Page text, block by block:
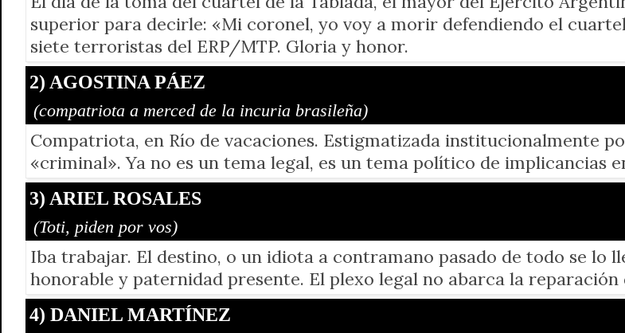
superior para decirle: «Mi coronel, yo voy a morir defendiendo el
siete terroristas del ERP/MTP. Gloria y honor.
2) AGOSTINA PÁEZ
(compatriota a merced de la incuria brasileña)
Compatriota, en Río de vacaciones. Estigmatizada institucionalmente
«criminal». Ya no es un tema legal, es un tema político de implicancias
3) ARIEL ROSALES
(Toti, piden por vos)
Iba trabajar. El destino, o un idiota a contramano pasado de todo se lo
honorable y paternidad presente. El plexo legal no abarca la
4) DANIEL MARTÍNEZ